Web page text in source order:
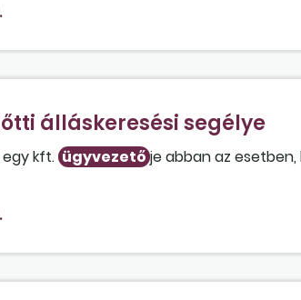
álláskeresési segélye
kft. ügyvezető je abban az